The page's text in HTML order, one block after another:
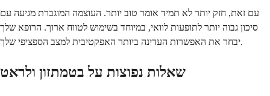
עם זאת, חזק יותר לא תמיד אומר טוב יותר. העוצמה המוגברת מגיעה עם
סיכון גבוה יותר לתופעות לוואי, במיוחד בשימוש לטווח ארוך. הרופא שלך
יבחר את האפשרות העדינה ביותר האפקטיבית למצב הספציפי שלך.
שאלות נפוצות על בטמתזון ולראט